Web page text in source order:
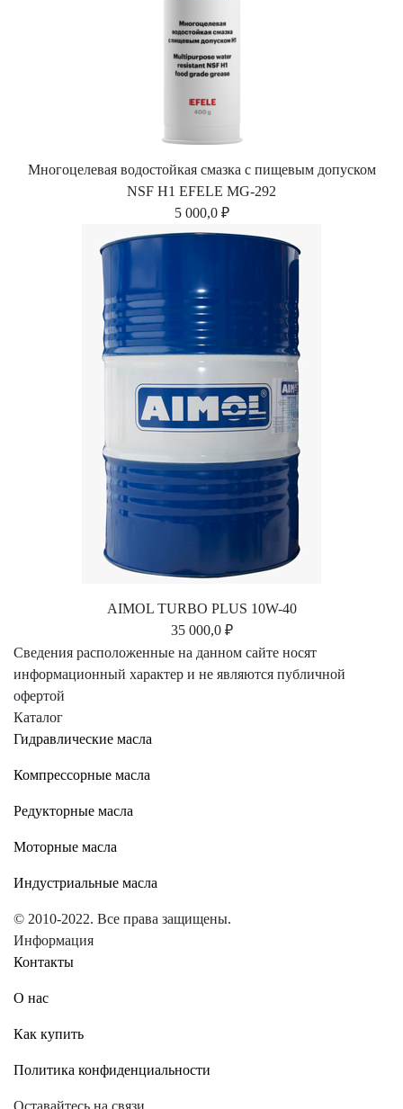
Многоцелевая водостойкая смазка с пищевым допуском
NSF H1 EFELE MG-292
5 000,0 ₽
AIMOL TURBO PLUS 10W-40
35 000,0 ₽
Сведения расположенные на данном сайте носят
информационный характер и не являются публичной
офертой
Каталог
Гидравлические масла
Компрессорные масла
Редукторные масла
Моторные масла
Индустриальные масла
© 2010-2022. Все права защищены.
Информация
Контакты
О нас
Как купить
Политика конфиденциальности
Оставайтесь на связи